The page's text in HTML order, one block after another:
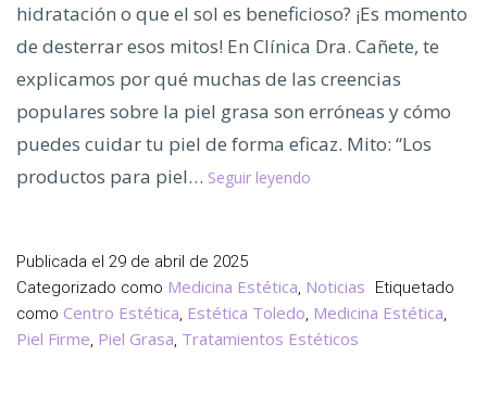
hidratación o que el sol es beneficioso? ¡Es momento
de desterrar esos mitos! En Clínica Dra. Cañete, te
explicamos por qué muchas de las creencias
populares sobre la piel grasa son erróneas y cómo
puedes cuidar tu piel de forma eficaz. Mito: “Los
productos para piel… Seguir leyendo
Grasa
que
Debes
Publicada el 29 de abril de 2025
Categorizado como Medicina Estética, Noticias Etiquetado
como Centro Estética, Estética Toledo, Medicina Estética,
Piel Firme, Piel Grasa, Tratamientos Estéticos